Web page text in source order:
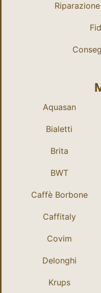
Aquasan
Bialetti
Brita
BWT
Caffè Borbone
Caffitaly
Covim
Delonghi
Krups